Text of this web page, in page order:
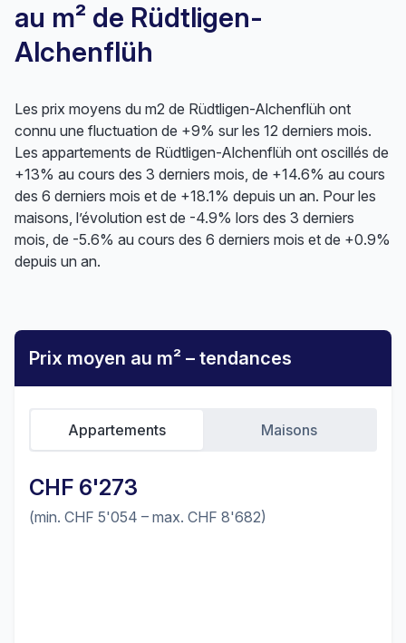
au m² de Rüdtligen-
Alchenflüh
Les prix moyens du m2 de Rüdtligen-Alchenflüh ont
connu une fluctuation de +9% sur les 12 derniers mois.
Les appartements de Rüdtligen-Alchenflüh ont oscillés de
+13% au cours des 3 derniers mois, de +14.6% au cours
des 6 derniers mois et de +18.1% depuis un an. Pour les
maisons, l’évolution est de -4.9% lors des 3 derniers
mois, de -5.6% au cours des 6 derniers mois et de +0.9%
depuis un an.
Prix moyen au m² – tendances
CHF 6'273
(min. CHF 5'054 – max. CHF 8'682)
Appartements Maisons